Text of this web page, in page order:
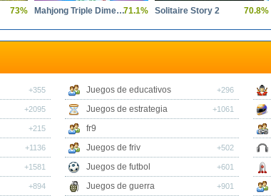
73% Mahjong Triple Dimensions71.1% Solitaire Story 2 70.8%
+355
+2095
+215
+1136
+1581
+894
Juegos de educativos +296
Juegos de estrategia +1061
fr9
Juegos de friv
+502
Juegos de futbol +601
Juegos de guerra +901